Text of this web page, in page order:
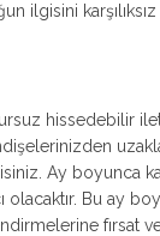
ilgisini
hissedebilir
Ay boyunca
Bu ay
fırsat